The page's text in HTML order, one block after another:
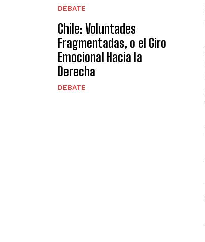
DEBATE
Chile: Voluntades
Fragmentadas, o el Giro
Emocional Hacia la
Derecha
DEBATE